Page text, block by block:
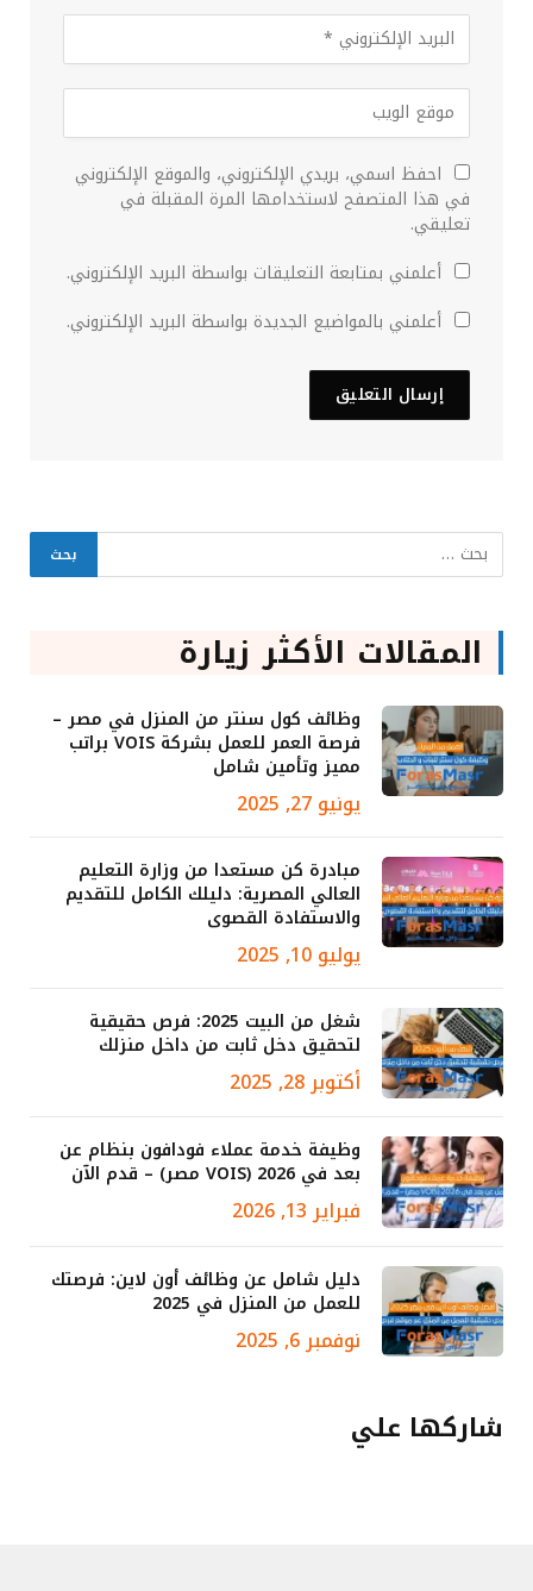
احفظ اسمي، بريدي الإلكتروني، والموقع الإلكتروني
في هذا المتصفح لاستخدامها المرة المقبلة في
تعليقي.
أعلمني بمتابعة التعليقات بواسطة البريد الإلكتروني.
أعلمني بالمواضيع الجديدة بواسطة البريد الإلكتروني.
المقالات الأكثر زيارة
وظائف كول سنتر من المنزل في مصر –
فرصة العمر للعمل بشركة VOIS براتب
مميز وتأمين شامل
يونيو 27, 2025
مبادرة كن مستعدا من وزارة التعليم
العالي المصرية: دليلك الكامل للتقديم
والاستفادة القصوى
يوليو 10, 2025
شغل من البيت 2025: فرص حقيقية
لتحقيق دخل ثابت من داخل منزلك
أكتوبر 28, 2025
وظيفة خدمة عملاء فودافون بنظام عن
بعد في 2026 (VOIS مصر) – قدم الآن
فبراير 13, 2026
دليل شامل عن وظائف أون لاين: فرصتك
للعمل من المنزل في 2025
نوفمبر 6, 2025
شاركها علي